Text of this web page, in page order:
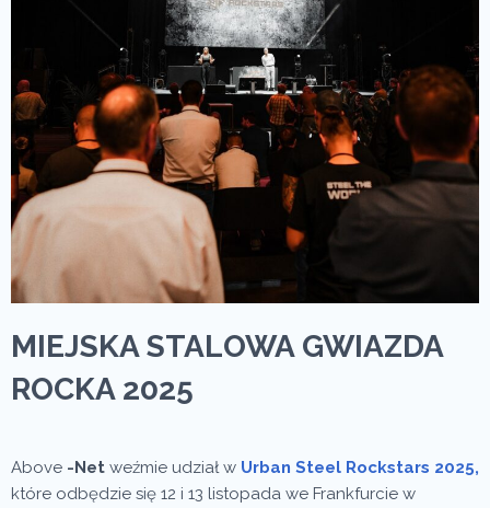
MIEJSKA STALOWA GWIAZDA
ROCKA 2025
Above -Net weźmie udział w Urban Steel Rockstars 2025,
które odbędzie się 12 i 13 listopada we Frankfurcie w